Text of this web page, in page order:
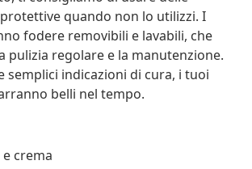
quando non lo utilizzi. I
fodere removibili e lavabili, che
pulizia regolare e la manutenzione.
semplici indicazioni di cura, i tuoi
belli nel tempo.
crema